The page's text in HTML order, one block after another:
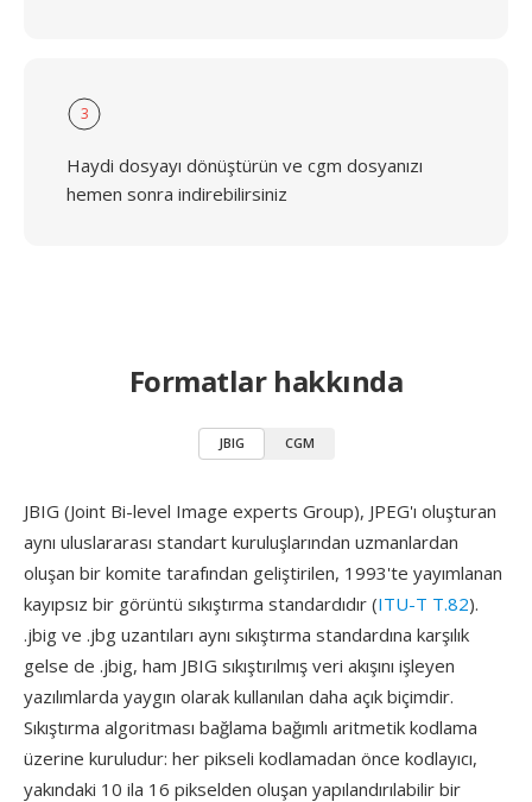
3
Haydi dosyayı dönüştürün ve cgm dosyanızı
hemen sonra indirebilirsiniz
Formatlar hakkında
JBIG CGM
JBIG (Joint Bi-level Image experts Group), JPEG'ı oluşturan
aynı uluslararası standart kuruluşlarından uzmanlardan
oluşan bir komite tarafından geliştirilen, 1993'te yayımlanan
kayıpsız bir görüntü sıkıştırma standardıdır (ITU-T T.82).
.jbig ve .jbg uzantıları aynı sıkıştırma standardına karşılık
gelse de .jbig, ham JBIG sıkıştırılmış veri akışını işleyen
yazılımlarda yaygın olarak kullanılan daha açık biçimdir.
Sıkıştırma algoritması bağlama bağımlı aritmetik kodlama
üzerine kuruludur: her pikseli kodlamadan önce kodlayıcı,
yakındaki 10 ila 16 pikselden oluşan yapılandırılabilir bir